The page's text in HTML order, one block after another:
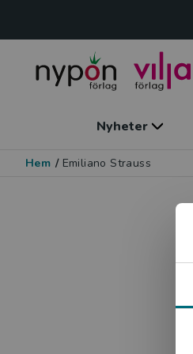
Nyheter
Hem / Emiliano Strauss